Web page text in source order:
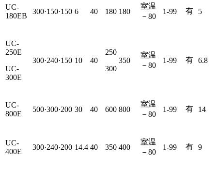
UC-
180EB
300·150·150 6 40 180 180
室温
－80
1-99 有 5
UC-
250E
UC-
300E
300·240·150 10 40
250
300
350
室温
－80
1-99 有 6.8
UC-
800E
500·300·200 30 40 600 800
室温
－80
1-99 有 14
UC-
400E
300·240·200 14.4 40 350 400
室温
－80
1-99 有 9